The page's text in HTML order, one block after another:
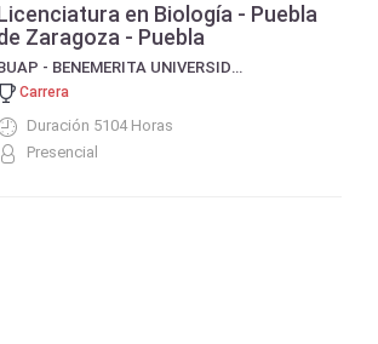
en Biología - Puebla
Zaragoza - Puebla
BUAP - BENEMERITA UNIVERSIDAD AUTONOMA DE PUEBLA
Carrera
Duración 5104 Horas
Presencial